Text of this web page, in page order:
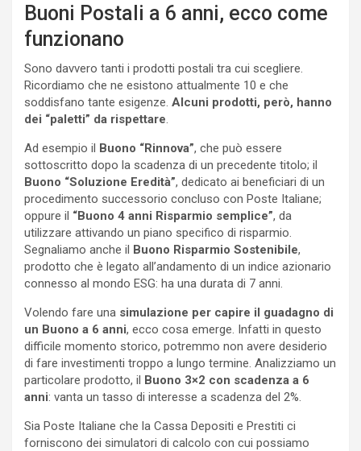
Buoni Postali a 6 anni, ecco come
funzionano
Sono davvero tanti i prodotti postali tra cui scegliere.
Ricordiamo che ne esistono attualmente 10 e che
soddisfano tante esigenze. Alcuni prodotti, però, hanno
dei “paletti” da rispettare
Ad esempio il Buono “Rinnova”, che può essere
sottoscritto dopo la scadenza di un precedente titolo; il
Buono “Soluzione Eredità”, dedicato ai beneficiari di un
procedimento successorio concluso con Poste Italiane;
oppure il “Buono 4 anni Risparmio semplice”, da
utilizzare attivando un piano specifico di risparmio.
Segnaliamo anche il Buono Risparmio Sostenibile,
prodotto che è legato all’andamento di un indice azionario
connesso al mondo ESG: ha una durata di 7 anni.
Volendo fare una simulazione per capire il guadagno di
un Buono a 6 anni, ecco cosa emerge. Infatti in questo
difficile momento storico, potremmo non avere desiderio
di fare investimenti troppo a lungo termine. Analizziamo un
particolare prodotto, il Buono 3×2 con scadenza a 6
anni: vanta un tasso di interesse a scadenza del 2%.
Sia Poste Italiane che la Cassa Depositi e Prestiti ci
forniscono dei simulatori di calcolo con cui possiamo